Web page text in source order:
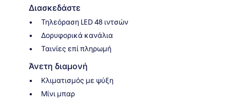
Διασκεδάστε
Τηλεόραση LED 48 ιντσών
Δορυφορικά κανάλια
Ταινίες επί πληρωμή
Άνετη διαμονή
Κλιματισμός με ψύξη
Μίνι μπαρ